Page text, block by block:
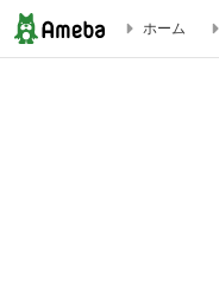
東京スカイツリーと周
ホーム